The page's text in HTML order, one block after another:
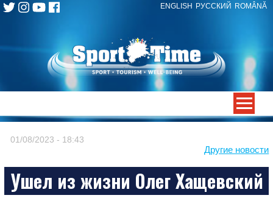
ENGLISH РУССКИЙ ROMÂNĂ
Skip
Другие новости
01/08/2023 - 18:43
Ушел из жизни Олег Хащевский